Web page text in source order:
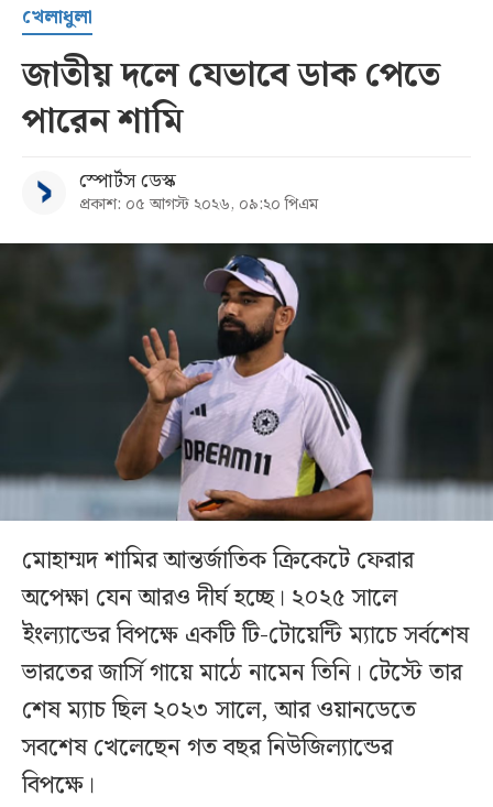
খেলাধুলা
জাতীয় দলে যেভাবে ডাক পেতে
পারেন শামি
স্পোর্টস ডেস্ক
প্রকাশ: ০৫ আগস্ট ২০২৬, ০৯:২০ পিএম
মোহাম্মদ শামির আন্তর্জাতিক ক্রিকেটে ফেরার
অপেক্ষা যেন আরও দীর্ঘ হচ্ছে। ২০২৫ সালে
ইংল্যান্ডের বিপক্ষে একটি টি-টোয়েন্টি ম্যাচে সর্বশেষ
ভারতের জার্সি গায়ে মাঠে নামেন তিনি। টেস্টে তার
শেষ ম্যাচ ছিল ২০২৩ সালে, আর ওয়ানডেতে
সবশেষ খেলেছেন গত বছর নিউজিল্যান্ডের
বিপক্ষে।